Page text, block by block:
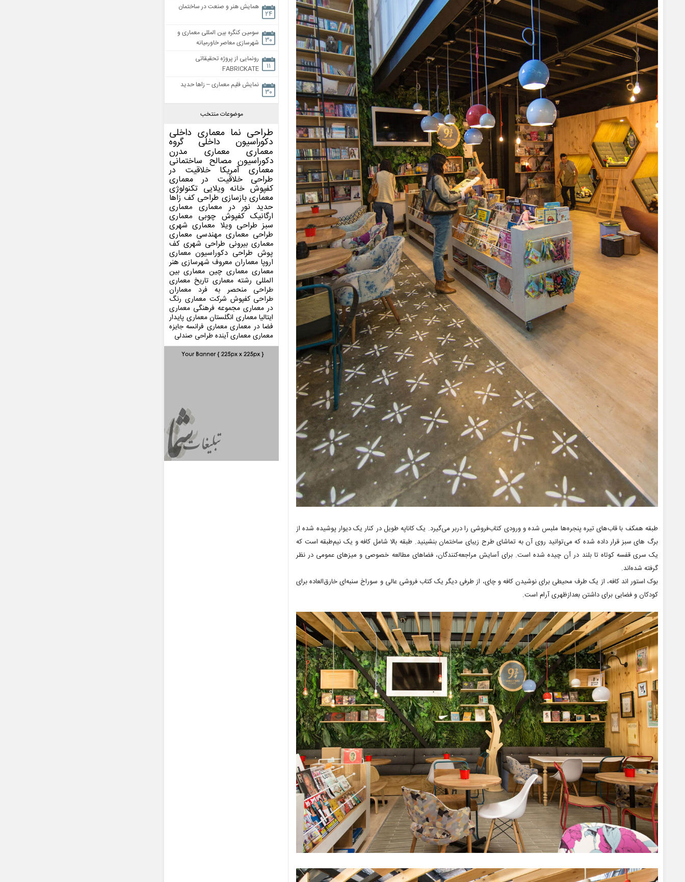
طبقه همکف با قاب‌های تیره پنجره‌ها ملبس شده و ورودی کتاب‌فروشی را دربر می‌گیرد. یک کاناپه طویل در کنار یک دیوار پوشیده شده از
برگ های سبز قرار داده شده که می‌توانید روی آن به تماشای طرح زیبای ساختمان بنشینید. طبقه بالا شامل کافه و یک نیم‌طبقه است که
یک سری قفسه کوتاه تا بلند در آن چیده شده است. برای آسایش مراجعه‌کنندگان، فضاهای مطالعه خصوصی و میزهای عمومی در نظر
گرفته شده‌اند.
بوک استور اند کافه، از یک طرف محیطی برای نوشیدن کافه و چای، از طرفی دیگر یک کتاب فروشی عالی و سوراخ سنبه‌ای خارق‌العاده برای
کودکان و فضایی برای داشتن بعدازظهری آرام است.
۲۴
همایش هنر و صنعت در ساختمان
۳۰
سومین کنگره بین المللی معماری و
شهرسازی معاصر خاورمیانه
۱۱
رونمایی از پروژه تحقیقاتی
FABRICKATE
۳۰
نمایش فلیم معماری – زاها حدید
موضوعات منتخب
طراحی نما معماری داخلی
دکوراسیون داخلی گروه
معماری معماری مدرن
دکوراسیون مصالح ساختمانی
معماری آمریکا خلاقیت در
طراحی خلاقیت در معماری
کفپوش خانه ویلایی تکنولوژی
معماری بازسازی طراحی کف زاها
حدید نور در معماری معماری
ارگانیک کفپوش چوبی معماری
سبز طراحی ویلا معماری شهری
طراحی معماری مهندسی معماری
معماری بیرونی طراحی شهری کف
پوش طراحی دکوراسیون معماری
اروپا معماران معروف شهرسازی هنر
معماری معماری چین معماری بین
المللی رشته معماری تاریخ معماری
طراحی منحصر به فرد معماران
طراحی کفپوش شرکت معماری رنگ
در معماری مجموعه فرهنگی معماری
ایتالیا معماری انگلستان معماری پایدار
فضا در معماری معماری فرانسه جایزه
معماریمعماری آیندهطراحی صندلی